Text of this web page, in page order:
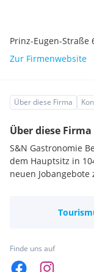
Prinz-Eugen-Straße
Zur Firmenwebsite
Über diese Firma
Über diese Firma
S&N Gastronomie
dem Hauptsitz in
neuen Jobangebote
Finde uns auf